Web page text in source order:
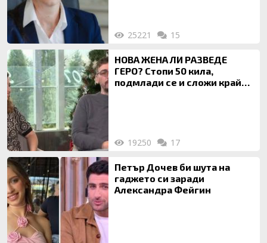
25221 15
НОВА ЖЕНА ЛИ РАЗВЕДЕ
ГЕРО? Стопи 50 кила,
подмлади се и сложи край
19250 17
Петър Дочев би шута на
гаджето си заради
Александра Фейгин